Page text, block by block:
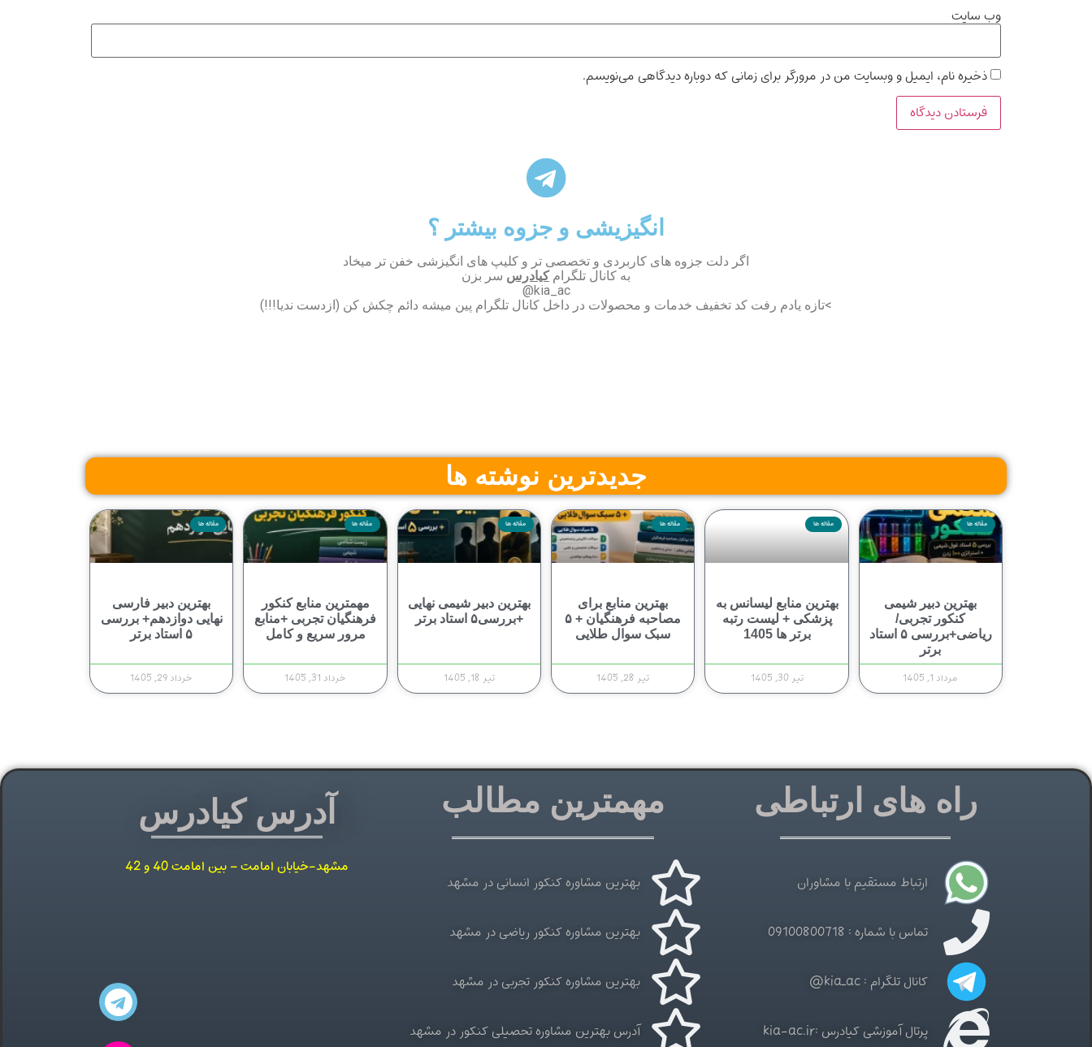
وب‌ سایت
ذخیره نام، ایمیل و وبسایت من در مرورگر برای زمانی که دوباره دیدگاهی می‌نویسم.
انگیزیشی و جزوه بیشتر ؟
اگر دلت جزوه های کاربردی و تخصصی تر و کلیپ های انگیزشی خفن تر میخاد
به کانال تلگرامکیادرس سر بزن
kia_ac@
>تازه یادم رفت کد تخفیف خدمات و محصولات در داخل کانال تلگرام پین میشه دائم چکش کن (ازدست ندیا!!!)
جدیدترین نوشته ها
مقاله ها
بهترین دبیر شیمی
کنکور تجربی/
ریاضی+بررسی ۵ استاد
برتر
مرداد 1, 1405
مقاله ها
بهترین منابع لیسانس به
پزشکی + لیست رتبه
برتر ها 1405
تیر 30, 1405
مقاله ها
بهترین منابع برای
مصاحبه فرهنگیان + ۵
سبک سوال طلایی
تیر 28, 1405
مقاله ها
بهترین دبیر شیمی نهایی
+بررسی۵ استاد برتر
تیر 18, 1405
مقاله ها
مهمترین منابع کنکور
فرهنگیان تجربی +منابع
مرور سریع و کامل
خرداد 31, 1405
مقاله ها
بهترین دبیر فارسی
نهایی دوازدهم+ بررسی
۵ استاد برتر
خرداد 29, 1405
راه های ارتباطی
ارتباط مستقیم با مشاوران
تماس با شماره : 09100800718
کانال تلگرام : kia_ac@
پرتال آموزشی کیادرس :kia-ac.ir
مهمترین مطالب
بهترین مشاوره کنکور انسانی در مشهد
بهترین مشاوره کنکور ریاضی در مشهد
بهترین مشاوره کنکور تجربی در مشهد
آدرس بهترین مشاوره تحصیلی کنکور در مشهد
آدرس کیادرس
مشهد-خیابان امامت – بین امامت 40 و 42